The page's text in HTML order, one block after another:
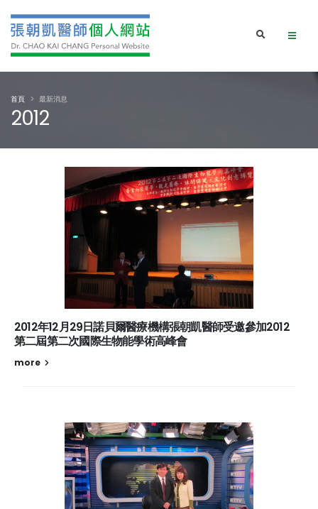
2012
首頁 最新消息
2012年12月29日諾貝爾醫療機構張朝凱醫師受邀參加2012
第二屆第二次國際生物能學術高峰會
more